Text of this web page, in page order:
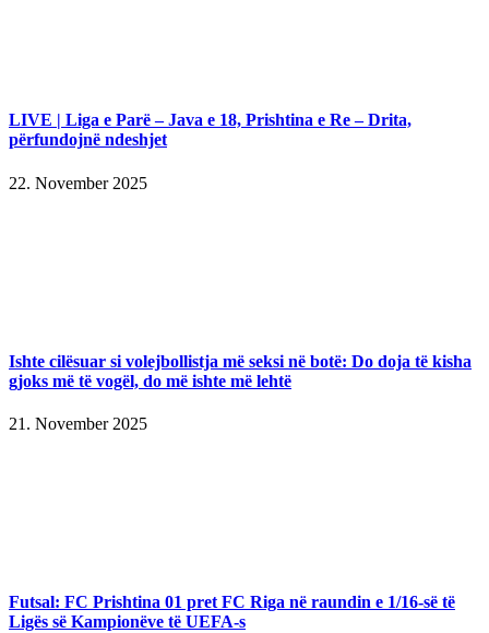
LIVE | Liga e Parë – Java e 18, Prishtina e Re – Drita,
përfundojnë ndeshjet
22. November 2025
Ishte cilësuar si volejbollistja më seksi në botë: Do doja të kisha
gjoks më të vogël, do më ishte më lehtë
21. November 2025
Futsal: FC Prishtina 01 pret FC Riga në raundin e 1/16-së të
Ligës së Kampionëve të UEFA-s